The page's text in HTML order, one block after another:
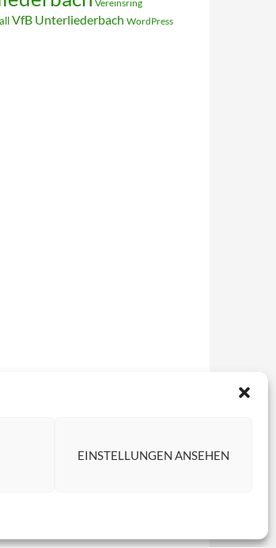
EINSTELLUNGEN ANSEHEN
Vereinsring
VfB Unterliederbach WordPress